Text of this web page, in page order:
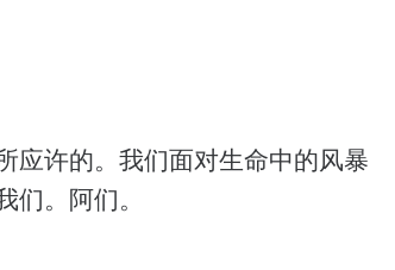
应许的。我们面对生命中的风暴
。阿们。